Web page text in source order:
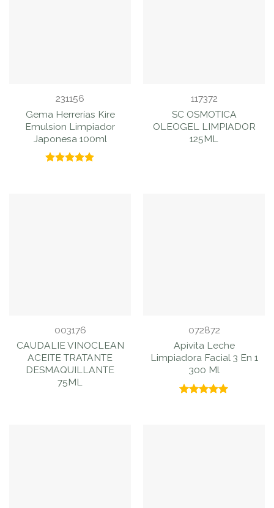
231156
Gema Herrerías Kire
Emulsion Limpiador
Japonesa 100ml
117372
SC OSMOTICA
OLEOGEL LIMPIADOR
125ML
003176
CAUDALIE VINOCLEAN
ACEITE TRATANTE
DESMAQUILLANTE
75ML
072872
Apivita Leche
Limpiadora Facial 3 En 1
300 Ml